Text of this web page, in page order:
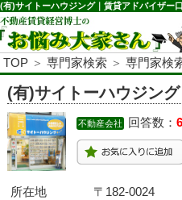
(有)サイトーハウジング｜賃貸アドバイザー
TOP ＞専門家検索 ＞専門家検
(有)サイトーハウジング
不動産会社 回答数：
所在地
〒182-0024